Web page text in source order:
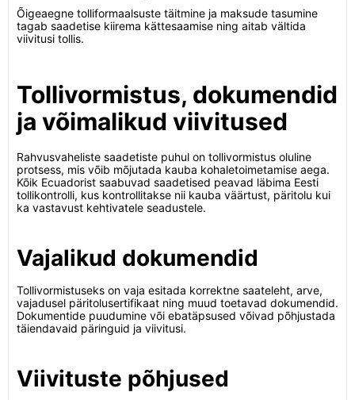
Õigeaegne tolliformaalsuste täitmine ja maksude tasumine
tagab saadetise kiirema kättesaamise ning aitab vältida
viivitusi tollis.
Tollivormistus, dokumendid
ja võimalikud viivitused
Rahvusvaheliste saadetiste puhul on tollivormistus oluline
protsess, mis võib mõjutada kauba kohaletoimetamise aega.
Kõik Ecuadorist saabuvad saadetised peavad läbima Eesti
tollikontrolli, kus kontrollitakse nii kauba väärtust, päritolu kui
ka vastavust kehtivatele seadustele.
Vajalikud dokumendid
Tollivormistuseks on vaja esitada korrektne saateleht, arve,
vajadusel päritolusertifikaat ning muud toetavad dokumendid.
Dokumentide puudumine või ebatäpsused võivad põhjustada
täiendavaid päringuid ja viivitusi.
Viivituste põhjused